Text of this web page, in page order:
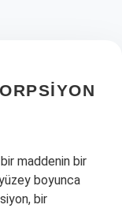
maddenin bir
boyunca
bir